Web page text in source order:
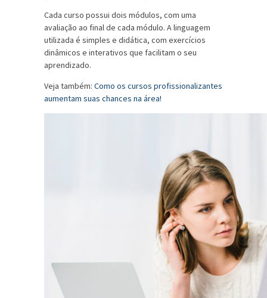
Cada curso possui dois módulos, com uma
avaliação ao final de cada módulo. A linguagem
utilizada é simples e didática, com exercícios
dinâmicos e interativos que facilitam o seu
aprendizado.
Veja também: Como os cursos profissionalizantes
aumentam suas chances na área!